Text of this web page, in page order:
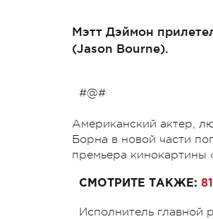
Мэтт Дэймон
(Jason Bourne).
#@#
Американский актер,
Борна в новой части
премьера кинокартины
СМОТРИТЕ ТАКЖЕ:
Исполнитель главной